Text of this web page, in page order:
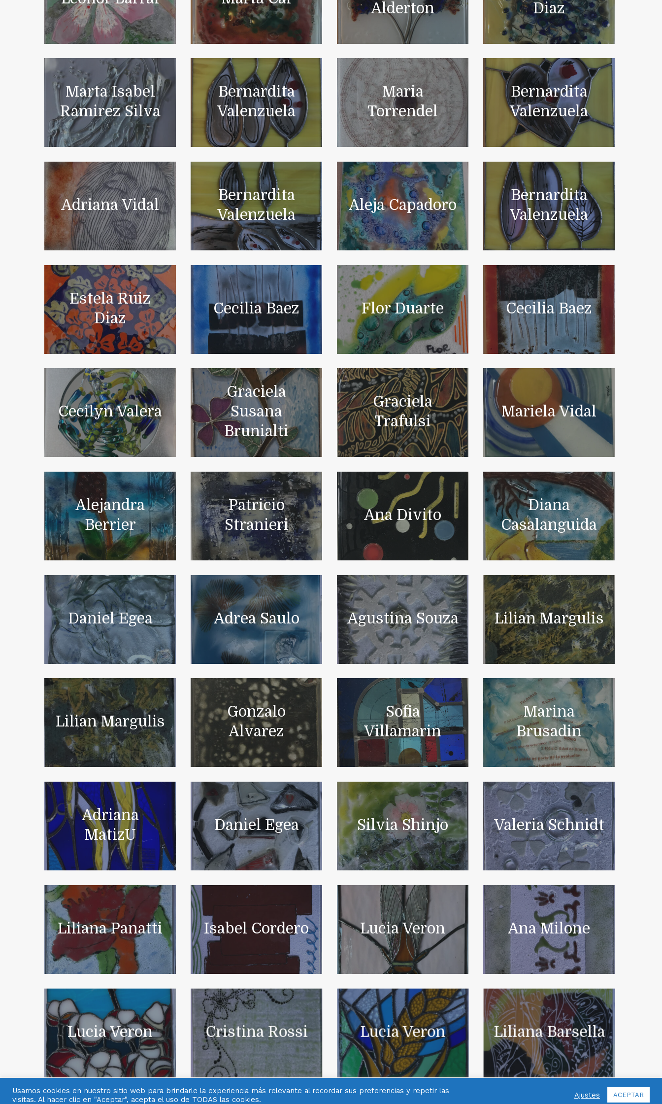
Alderton
Diaz
Marta Isabel
Ramirez Silva
Bernardita
Valenzuela
Maria
Torrendel
Bernardita
Valenzuela
Adriana Vidal
Bernardita
Valenzuela
Aleja Capadoro
Bernardita
Valenzuela
Estela Ruiz
Diaz
Cecilia Baez Flor Duarte Cecilia Baez
Cecilyn Valera
Graciela
Susana
Brunialti
Graciela
Trafulsi
Mariela Vidal
Alejandra
Berrier
Patricio
Stranieri
Ana Divito
Diana
Casalanguida
Daniel Egea Adrea Saulo Agustina Souza Lilian Margulis
Lilian Margulis
Gonzalo
Alvarez
Sofia
Villamarin
Marina
Brusadin
Adriana
MatizU
Daniel Egea Silvia Shinjo Valeria Schnidt
Liliana Panatti Isabel Cordero Lucia Veron Ana Milone
Lucia Veron Cristina Rossi Lucia Veron Liliana Barsella
Usamos cookies en nuestro sitio web para brindarle la experiencia más relevante al recordar sus preferencias y repetir las
visitas. Al hacer clic en "Aceptar", acepta el uso de TODAS las cookies.
Ajustes ACEPTAR